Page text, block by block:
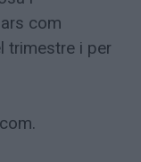
com
trimestre i per